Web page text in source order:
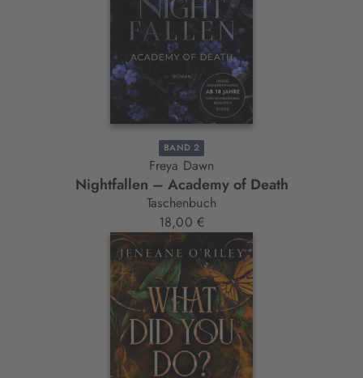
BAND 2
Freya Dawn
Nightfallen – Academy of Death
Taschenbuch
18,00 €